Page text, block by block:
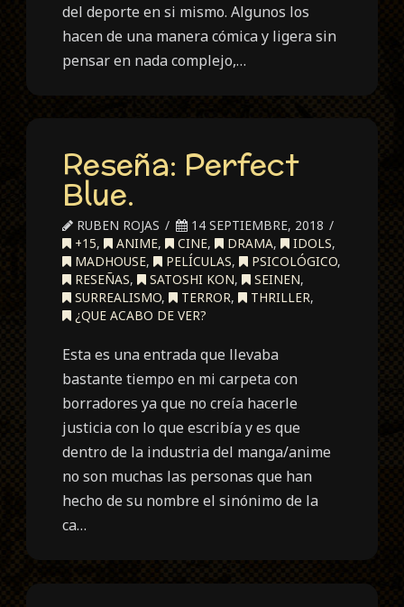
del deporte en si mismo. Algunos los
hacen de una manera cómica y ligera sin
pensar en nada complejo,…
Reseña: Perfect
Blue.
RUBEN ROJAS
14 SEPTIEMBRE, 2018
+15, ANIME, CINE, DRAMA, IDOLS,
MADHOUSE, PELÍCULAS, PSICOLÓGICO,
RESEÑAS, SATOSHI KON, SEINEN,
SURREALISMO, TERROR, THRILLER,
¿QUE ACABO DE VER?
Esta es una entrada que llevaba
bastante tiempo en mi carpeta con
borradores ya que no creía hacerle
justicia con lo que escribía y es que
dentro de la industria del manga/anime
no son muchas las personas que han
hecho de su nombre el sinónimo de la
ca…